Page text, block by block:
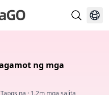
ng mga
Tapos na · 1.2m mga salita